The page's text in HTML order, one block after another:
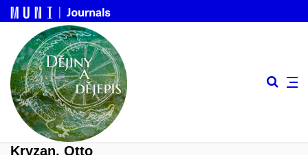
Kryzan, Otto